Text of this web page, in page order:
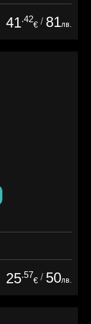
41.42
€ / 81лв.
25.57
€ / 50лв.